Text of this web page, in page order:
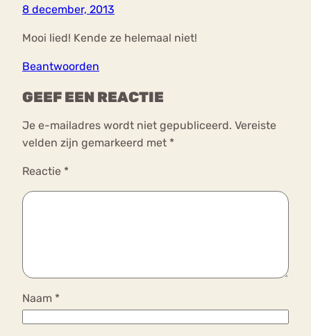
8 december, 2013
Mooi lied! Kende ze helemaal niet!
Beantwoorden
GEEF EEN REACTIE
Je e-mailadres wordt niet gepubliceerd. Vereiste
velden zijn gemarkeerd met *
Reactie *
Naam *